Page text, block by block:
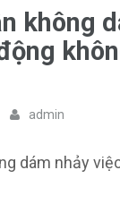
không
admin
dám nhảy